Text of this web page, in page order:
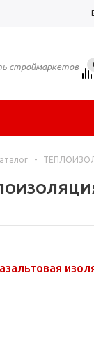
строймаркетов
-